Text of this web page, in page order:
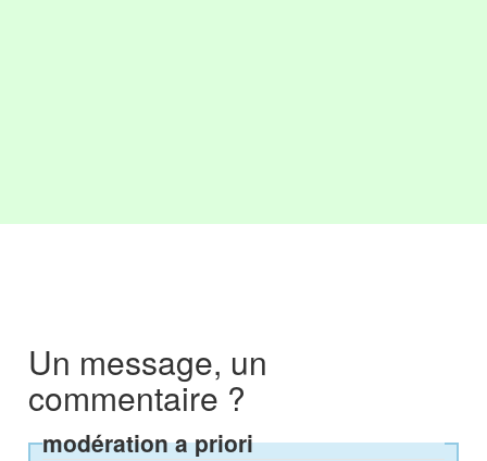
Un message, un
commentaire ?
modération a priori